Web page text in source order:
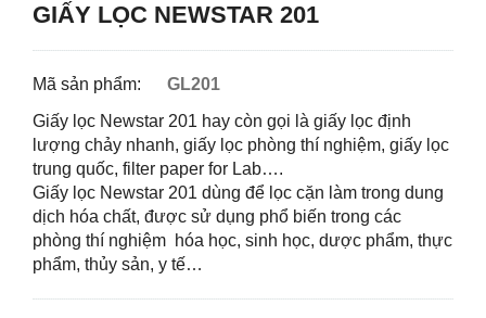
GIẤY LỌC NEWSTAR 201
Mã sản phẩm:
GL201
Giấy lọc Newstar 201 hay còn gọi là giấy lọc định
lượng chảy nhanh, giấy lọc phòng thí nghiệm, giấy lọc
trung quốc, filter paper for Lab….
Giấy lọc Newstar 201 dùng để lọc cặn làm trong dung
dịch hóa chất, được sử dụng phổ biến trong các
phòng thí nghiệm hóa học, sinh học, dược phẩm, thực
phẩm, thủy sản, y tế…